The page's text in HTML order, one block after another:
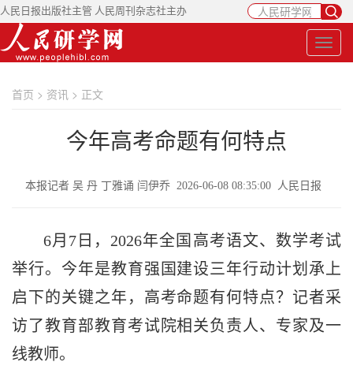
人民日报出版社主管 人民周刊杂志社主办
首页 > 资讯 > 正文
今年高考命题有何特点
本报记者 吴 丹 丁雅诵 闫伊乔 2026-06-08 08:35:00 人民日报
6月7日，2026年全国高考语文、数学考试
举行。今年是教育强国建设三年行动计划承上
启下的关键之年，高考命题有何特点？记者采
访了教育部教育考试院相关负责人、专家及一
线教师。